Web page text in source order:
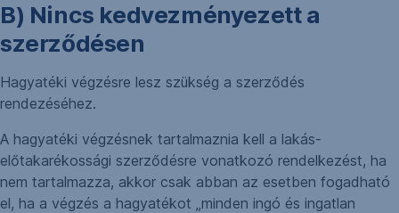
B) Nincs kedvezményezett a
szerződésen
Hagyatéki végzésre lesz szükség a szerződés
rendezéséhez.
A hagyatéki végzésnek tartalmaznia kell a lakás-
előtakarékossági szerződésre vonatkozó rendelkezést, ha
nem tartalmazza, akkor csak abban az esetben fogadható
el, ha a végzés a hagyatékot „minden ingó és ingatlan